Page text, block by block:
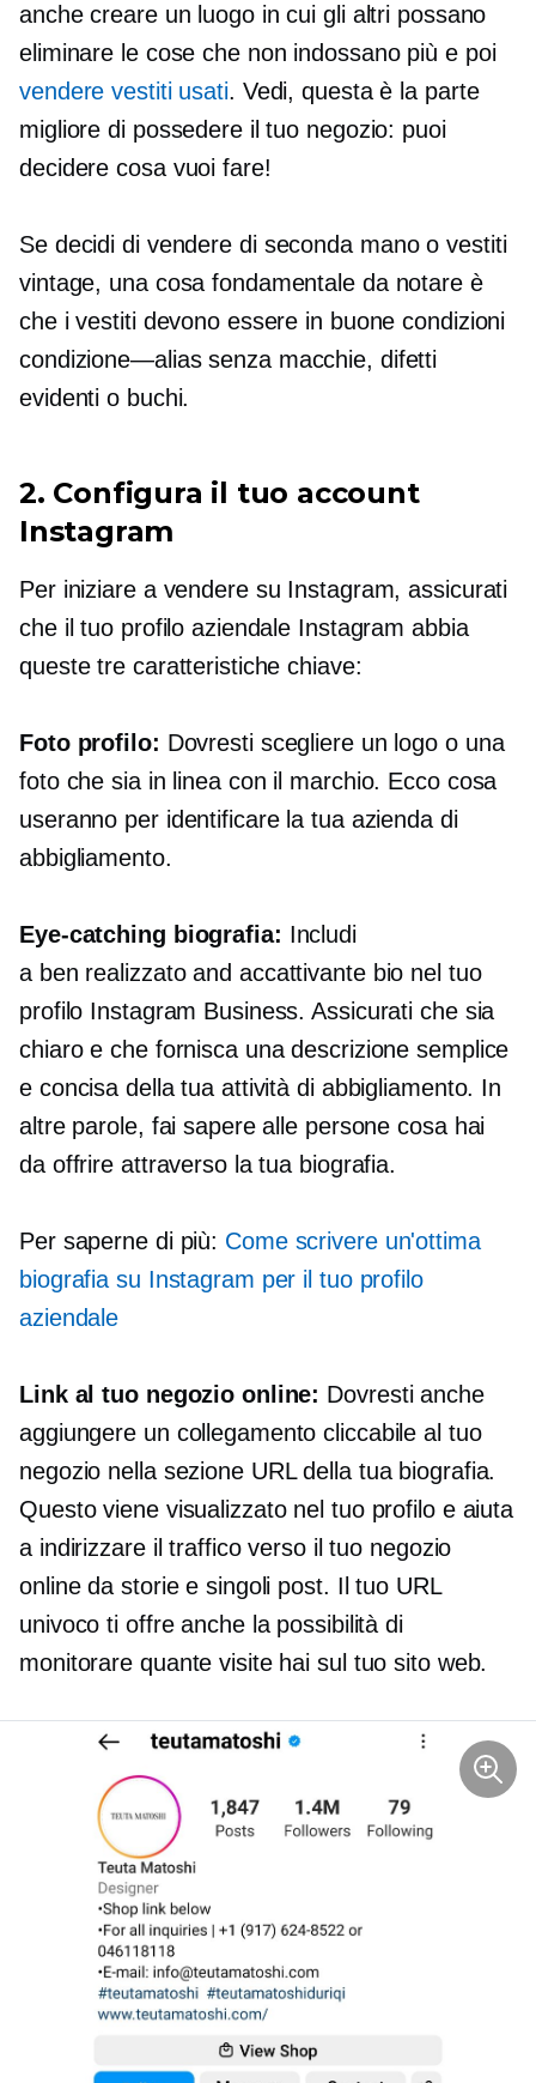
anche creare un luogo in cui gli altri possano
eliminare le cose che non indossano più e poi
vendere vestiti usati. Vedi, questa è la parte
migliore di possedere il tuo negozio: puoi
decidere cosa vuoi fare!
Se decidi di vendere di seconda manoo vestiti
vintage, una cosa fondamentale da notare è
che i vestiti devono essere in buone condizioni
condizione—aliassenza macchie, difetti
evidenti o buchi.
2. Configura il tuo account
Instagram
Per iniziare a vendere su Instagram, assicurati
che il tuo profilo aziendale Instagram abbia
queste tre caratteristiche chiave:
Foto profilo: Dovresti scegliere un logo o una
foto che sia in linea con il marchio. Ecco cosa
useranno per identificare la tua azienda di
abbigliamento.
Eye-catching biografia: Includi
a ben realizzatoand accattivantebio nel tuo
profilo Instagram Business. Assicurati che sia
chiaro e che fornisca una descrizione semplice
e concisa della tua attività di abbigliamento. In
altre parole, fai sapere alle persone cosa hai
da offrire attraverso la tua biografia.
Per saperne di più: Come scrivere un'ottima
biografia su Instagram per il tuo profilo
aziendale
Link al tuo negozio online: Dovresti anche
aggiungere un collegamento cliccabile al tuo
negozio nella sezione URL della tua biografia.
Questo viene visualizzato nel tuo profilo e aiuta
a indirizzare il traffico verso il tuo negozio
online da storie e singoli post. Il tuo URL
univoco ti offre anche la possibilità di
monitorare quante visite hai sul tuo sito web.